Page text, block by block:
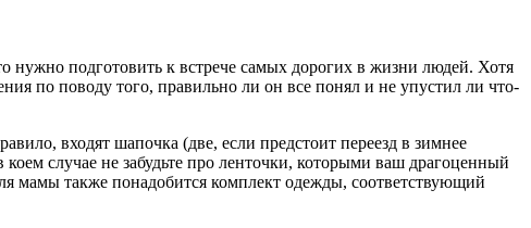
нужно подготовить к встрече самых дорогих в жизни людей. Хотя
по поводу того, правильно ли он все понял и не упустил ли что-
входят шапочка (две, если предстоит переезд в зимнее
случае не забудьте про ленточки, которыми ваш драгоценный
мамы также понадобится комплект одежды, соответствующий